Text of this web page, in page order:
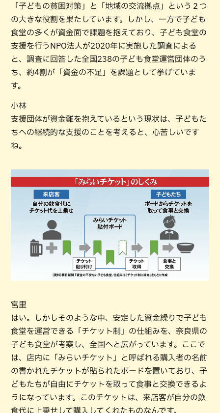
「子どもの貧困対策」と「地域の交流拠点」という２つ
の大きな役割を果たしています。しかし、一方で子ども
食堂の多くが資金面で課題を抱えており、子ども食堂の
支援を行うNPO法人が2020年に実施した調査による
と、調査に回答した全国238の子ども食堂運営団体のう
ち、約4割が「資金の不足」を課題として挙げていま
す。
小林
支援団体が資金難を抱えているという現状は、子どもた
ちへの継続的な支援のことを考えると、心苦しいです
ね。
宮里
はい。しかしそのような中、安定した資金繰りで子ども
食堂を運営できる「チケット制」の仕組みを、奈良県の
子ども食堂が考案し、全国へと広がっています。ここで
は、店内に「みらいチケット」と呼ばれる購入者の名前
の書かれたチケットが貼られたボードを置いており、子
どもたちが自由にチケットを取って食事と交換できるよ
うになっています。このチケットは、来店客が自分の飲
食代に上乗せして購入してくれたものなんです。